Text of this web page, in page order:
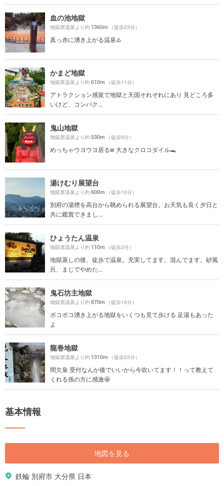
血の池地獄
地獄原温泉より約1360m （徒歩23分）
真っ赤に湧き上がる温泉♨️
かまど地獄
地獄原温泉より約610m （徒歩11分）
アトラクション感覚で地獄と天国それぞれにあり 見どころ多
いけど、コンパク...
鬼山地獄
地獄原温泉より約530m （徒歩9分）
めっちゃウヨウヨ居るw 大きなクロコダイル🐊
湯けむり展望台
地獄原温泉より約600m （徒歩10分）
別府の湯煙を高台から眺められる展望台。お天気も良く夕日と
共に鑑賞できまし...
ひょうたん温泉
地獄原温泉より約110m （徒歩2分）
地獄蒸しの後、徒歩で温泉。充実してます。混んでます。砂風
呂、まじでやめた...
鬼石坊主地獄
地獄原温泉より約870m （徒歩15分）
ボコボコ湧き上がる地獄をいくつも見て歩ける 足湯もあった
よ
龍巻地獄
地獄原温泉より約1310m （徒歩22分）
間欠泉 受付なんか後でいいから今吹いてます！！って教えて
くれる係の方に感激🤩
基本情報
地図を見る
鉄輪 別府市 大分県 日本